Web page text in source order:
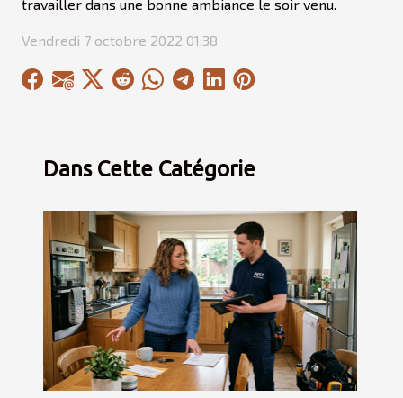
travailler dans une bonne ambiance le soir venu.
Vendredi 7 octobre 2022 01:38
Dans Cette Catégorie